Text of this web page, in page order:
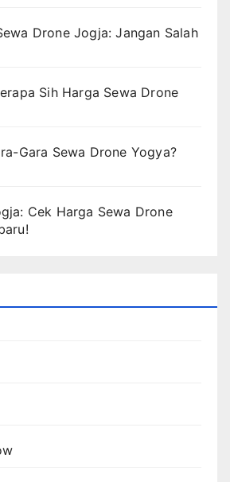
Drone Jogja: Jangan Salah
Sih Harga Sewa Drone
Gara Sewa Drone Yogya?
Cek Harga Sewa Drone